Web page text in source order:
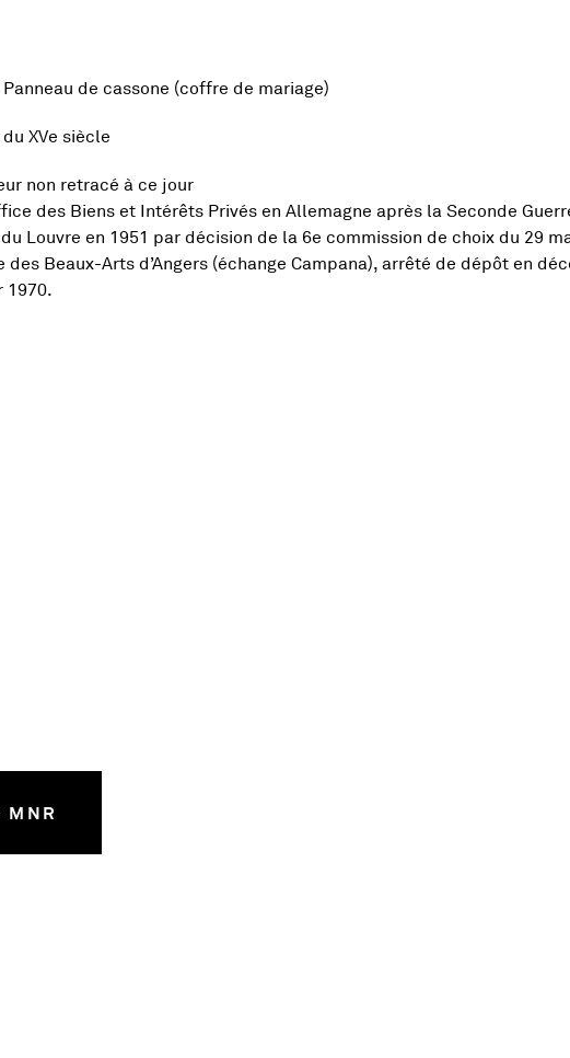
de cassone (coffre de mariage)
XVe siècle
non retracé à ce jour
des Biens et Intérêts Privés en Allemagne après la Seconde
Louvre en 1951 par décision de la 6e commission de choix du 29
des Beaux-Arts d’Angers (échange Campana), arrêté de dépôt en
1970.
MNR